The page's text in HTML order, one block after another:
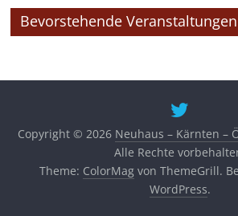
Bevorstehende Veranstaltungen
Copyright © 2026 Neuhaus – Kärnten –
Alle Rechte
Theme: ColorMag von ThemeGrill.
WordPress.